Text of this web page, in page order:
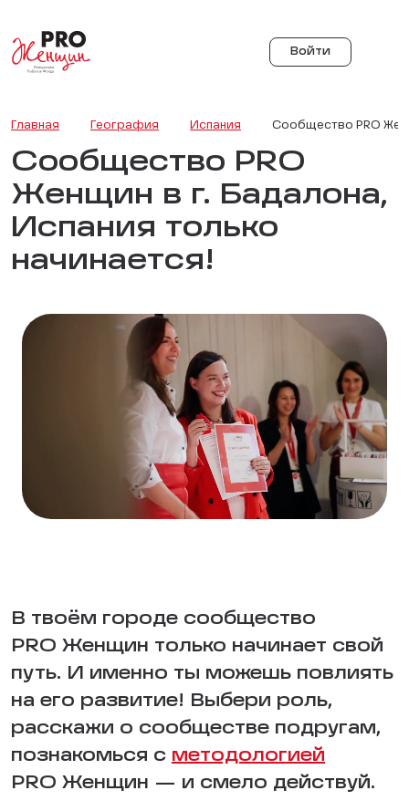
Войти
Главная География Испания Сообщество PRO
Сообщество PRO
Женщин в г. Бадалона,
Испания только
начинается!
В твоём городе сообщество
PRO Женщин только начинает свой
путь. И именно ты можешь повлиять
на его развитие! Выбери роль,
расскажи о сообществе подругам,
познакомься с методологией
PRO Женщин — и смело действуй.